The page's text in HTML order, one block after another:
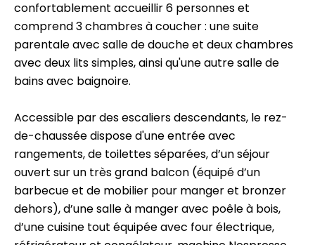
confortablement accueillir 6 personnes et
comprend 3 chambres à coucher : une suite
parentale avec salle de douche et deux chambres
avec deux lits simples, ainsi qu'une autre salle de
bains avec baignoire.
Accessible par des escaliers descendants, le rez-
de-chaussée dispose d'une entrée avec
rangements, de toilettes séparées, d’un séjour
ouvert sur un très grand balcon (équipé d’un
barbecue et de mobilier pour manger et bronzer
dehors), d’une salle à manger avec poêle à bois,
d’une cuisine tout équipée avec four électrique,